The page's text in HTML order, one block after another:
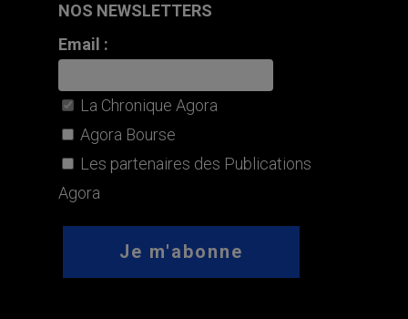
NOS NEWSLETTERS
Email :
La Chronique Agora
Agora Bourse
Les partenaires des Publications
Agora